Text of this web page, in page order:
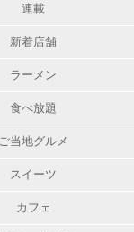
連載
新着店舗
ラーメン
食べ放題
ご当地グルメ
スイーツ
カフェ